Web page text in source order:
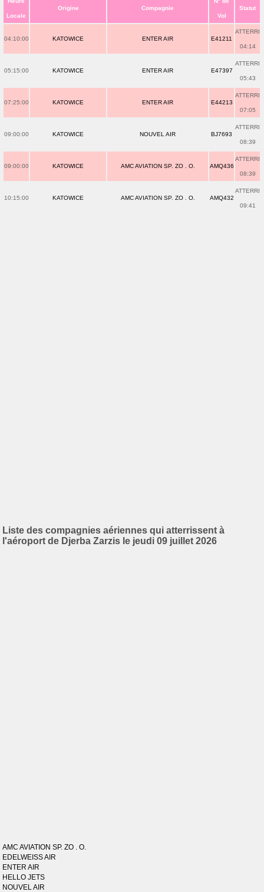
Locale
Origine Compagnie
Vol
Statut
04:10:00 KATOWICE ENTER AIR E41211
ATTERRI
04:14
05:15:00 KATOWICE ENTER AIR E47397
ATTERRI
05:43
07:25:00 KATOWICE ENTER AIR E44213
ATTERRI
07:05
09:00:00 KATOWICE NOUVEL AIR BJ7693
ATTERRI
08:39
09:00:00 KATOWICE AMC AVIATION SP. ZO . O. AMQ436
ATTERRI
08:39
10:15:00 KATOWICE AMC AVIATION SP. ZO . O. AMQ432
ATTERRI
09:41
Liste des compagnies aériennes qui atterrissent à
l'aéroport de Djerba Zarzis le jeudi 09 juillet 2026
AMC AVIATION SP. ZO . O.
EDELWEISS AIR
ENTER AIR
HELLO JETS
NOUVEL AIR